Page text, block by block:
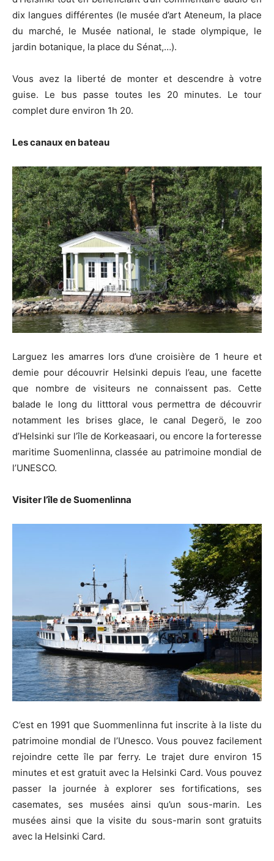
dix langues différentes (le musée d’art Ateneum, la place
du marché, le Musée national, le stade olympique, le
jardin botanique, la place du Sénat,…).
Vous avez la liberté de monter et descendre à votre
guise. Le bus passe toutes les 20 minutes. Le tour
complet dure environ 1h 20.
Les canaux en bateau
Larguez les amarres lors d’une croisière de 1 heure et
demie pour découvrir Helsinki depuis l’eau, une facette
que nombre de visiteurs ne connaissent pas. Cette
balade le long du litttoral vous permettra de découvrir
notamment les brises glace, le canal Degerö, le zoo
d’Helsinki sur l’île de Korkeasaari, ou encore la forteresse
maritime Suomenlinna, classée au patrimoine mondial de
l’UNESCO.
Visiter l’île de Suomenlinna
C’est en 1991 que Suommenlinna fut inscrite à la liste du
patrimoine mondial de l’Unesco. Vous pouvez facilement
rejoindre cette île par ferry. Le trajet dure environ 15
minutes et est gratuit avec la Helsinki Card. Vous pouvez
passer la journée à explorer ses fortifications, ses
casemates, ses musées ainsi qu’un sous-marin. Les
musées ainsi que la visite du sous-marin sont gratuits
avec la Helsinki Card.